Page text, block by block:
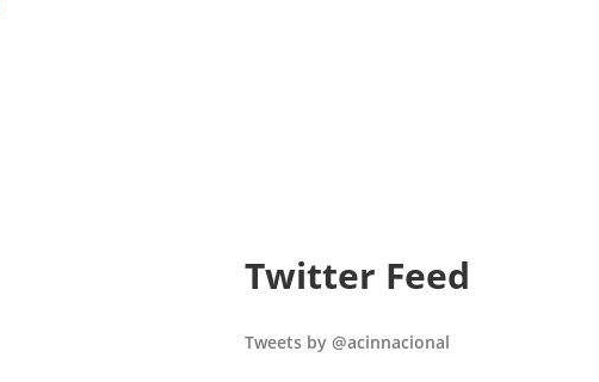
Twitter Feed
Tweets by @acinnacional